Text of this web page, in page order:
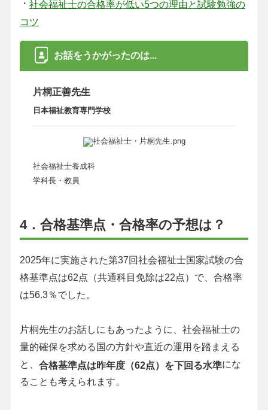
・ 社会福祉士の合格率が低い5つの理由と試験勉強の
コツ
お話をうかがったのは...
片桐正善先生
日本福祉教育専門学校
社会福祉士養成科
学科長・教員
4．合格基準点・合格率の予想は？
2025年に実施された第37回社会福祉士国家試験の合
格基準点は62点（共通科目免除は22点）で、合格率
は56.3％でした。
片桐先生のお話しにもあったように、社会福祉士の
量的確保を求める国の方針や直近の運用を踏まえる
と、 合格基準点は昨年度（62点）を下回る水準にな
ることも考えられます。